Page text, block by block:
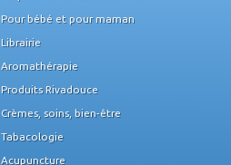
Pour bébé et pour maman
Librairie
Aromathérapie
Produits Rivadouce
Crèmes, soins, bien-être
Tabacologie
Acupuncture